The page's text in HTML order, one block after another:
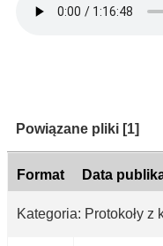
Kategoria:
Powiązane pliki [1]
Format Data
Kategoria: Protokoły